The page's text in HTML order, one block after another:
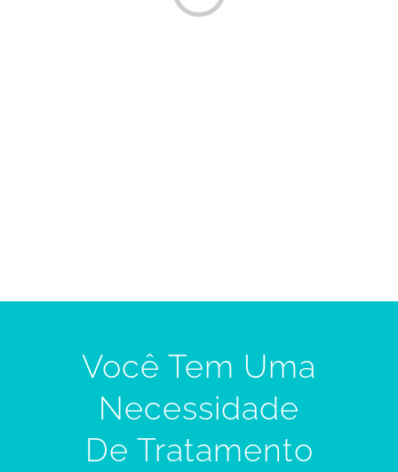
Você Tem Uma
Necessidade
De Tratamento